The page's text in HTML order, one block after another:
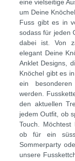
eine vielseitige
um Deine
Fuss gibt es in
sodass für jeden
dabei ist. Von
elegant Deine
Anklet Designs,
Knöchel gibt es
ein
werden.
den aktuellen
jedem Outfit, ob
Touch.
ob für ein
Sommerparty
unsere